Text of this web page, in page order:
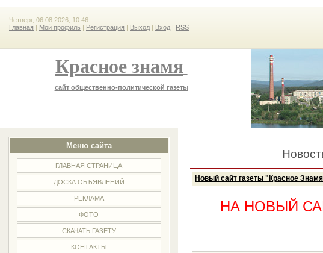
Четверг, 06.08.2026, 10:46
Главная | Мой профиль | Регистрация | Выход | Вход | RSS
Красное знамя
сайт общественно-политической газеты
Меню сайта
ГЛАВНАЯ СТРАНИЦА
ДОСКА ОБЪЯВЛЕНИЙ
РЕКЛАМА
ФОТО
СКАЧАТЬ ГАЗЕТУ
КОНТАКТЫ
Новый сайт газеты "Красное
НА НОВЫЙ